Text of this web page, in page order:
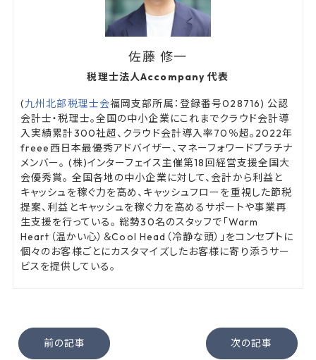
佐藤 修一
税理士法人Accompany 代表
(九州北部税理士会福岡支部所属：登録番号028716) 公認
会計士・税理士。全国の中小企業にこれまでクラウド会計導
入実績累計300社超、クラウド会計導入率70％超。2022年
freee西日本最優秀アドバイザー、マネーフォワードプラチナ
メンバー。 (株)インターフェイス主催第18回経営支援全国大
会優秀賞。 全国各地の中小企業に対して、会計から利益と
キャッシュを稼ぐ力を高め、キャッシュフローを重視した節税
提案、利益とキャッシュを稼ぐ力を高めるサポートや事業再
生支援を行っている。 総勢30名のスタッフで「Warm
Heart（温かい心）＆Cool Head（冷静な頭）」をコンセプトに
個々のお客様ごとにカスタマイズしたお客様に寄り添うサー
ビスを提供している。
前の記事 次の記事